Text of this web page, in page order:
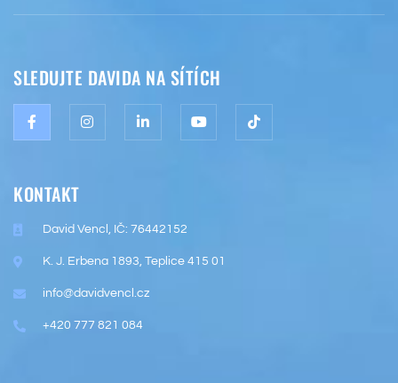
SLEDUJTE DAVIDA NA SÍTÍCH
KONTAKT
David Vencl, IČ: 76442152
K. J. Erbena 1893, Teplice 415 01
info@davidvencl.cz
+420 777 821 084